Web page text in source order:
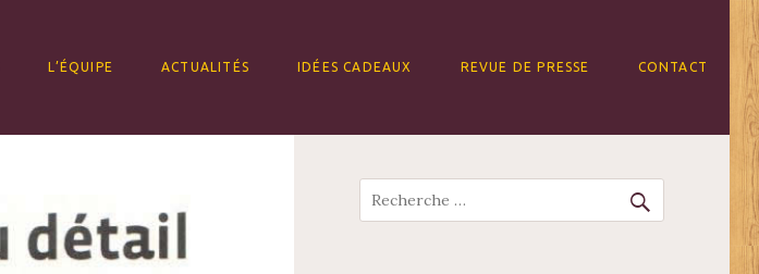
L’ÉQUIPE ACTUALITÉS IDÉES CADEAUX REVUE DE PRESSE CONTACT
Recherche